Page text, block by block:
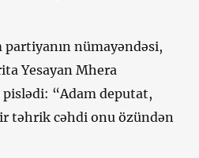
nümayəndəsi,
Yesayan Mhera
“Adam deputat,
təhrik cəhdi onu özündən